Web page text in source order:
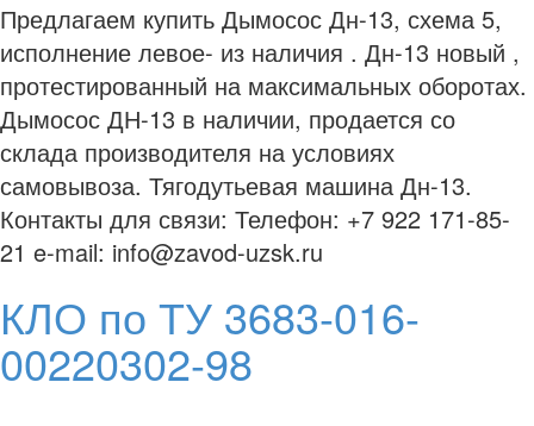
Предлагаем купить Дымосос Дн-13, схема 5,
исполнение левое- из наличия . Дн-13 новый ,
протестированный на максимальных оборотах.
Дымосос ДН-13 в наличии, продается со
склада производителя на условиях
самовывоза. Тягодутьевая машина Дн-13.
Контакты для связи: Телефон: +7 922 171-85-
21 e-mail: info@zavod-uzsk.ru
КЛО по ТУ 3683-016-
00220302-98